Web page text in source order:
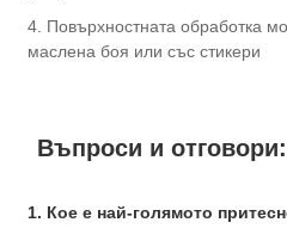
4. Повърхностната обработка
маслена боя или със стикери
Въпроси и отговори:
1. Кое е най-голямото